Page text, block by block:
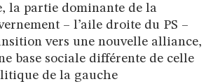
la partie dominante de la
– l’aile droite du PS –
vers une nouvelle alliance,
base sociale différente de celle
de la gauche